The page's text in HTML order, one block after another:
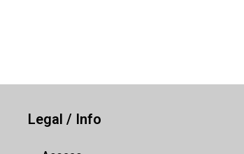
Legal / Info